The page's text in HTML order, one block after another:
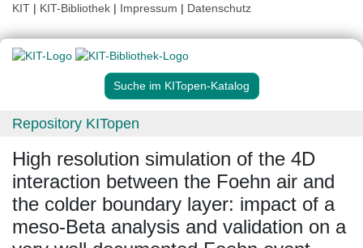
KIT | KIT-Bibliothek | Impressum | Datenschutz
Suche im KITopen-Katalog
Repository KITopen
High resolution simulation of the 4D
interaction between the Foehn air and
the colder boundary layer: impact of a
meso-Beta analysis and validation on a